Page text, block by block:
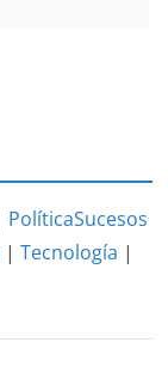
PolíticaSucesos
| Tecnología |